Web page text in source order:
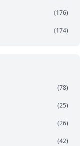
(176)
(174)
(78)
(25)
(26)
(42)